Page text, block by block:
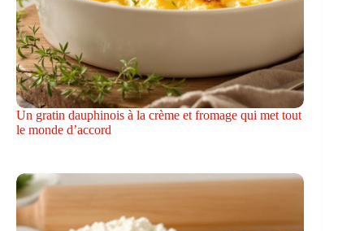
Un gratin dauphinois à la crème et fromage qui met tout
le monde d’accord